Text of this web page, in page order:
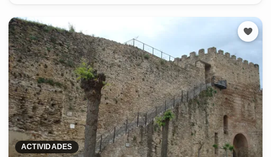
ACTIVIDADES